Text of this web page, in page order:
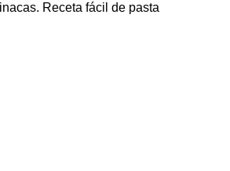
Receta fácil de pasta